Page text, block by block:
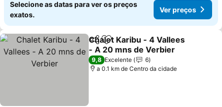
Selecione as datas para ver os preços
exatos.
Ver preços
PartilharAdicionar aos favoritos
Chalet Karibu - 4 Vallees
- A 20 mns de Verbier
9,8 Excelente
6
a 0.1 km de Centro da cidade